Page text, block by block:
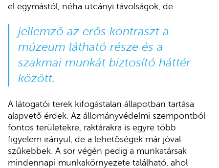
el egymástól, néha utcányi távolságok, de
jellemző az erős kontraszt a
múzeum látható része és a
szakmai munkát biztosító háttér
között.
A látogatói terek kifogástalan állapotban tartása
alapvető érdek. Az állományvédelmi szempontból
fontos területekre, raktárakra is egyre több
figyelem irányul, de a lehetőségek már jóval
szűkebbek. A sor végén pedig a munkatársak
mindennapi munkakörnyezete található, ahol